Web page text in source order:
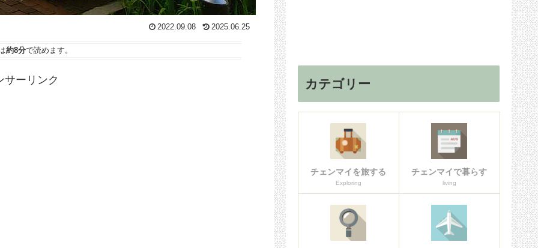
2022.09.08 2025.06.25
約8分で読めます。
サーリンク カテゴリー
チェンマイを旅する
Exploring
チェンマイで暮らす
living